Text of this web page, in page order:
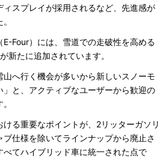
スプレイが採用されるなど、先進感が
Four）には、雪道での走破性を高める
新たに追加されています。
へ行く機会が多いから新しいスノーモ
」と、アクティブなユーザーから歓迎の
る重要なポイントが、2リッターガソリ
仕様を除いてラインナップから廃止さ
てハイブリッド車に統一された点で